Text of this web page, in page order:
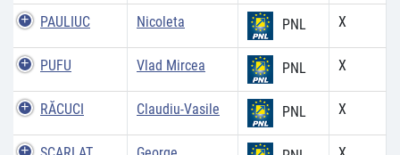
PAULIUC Nicoleta PNL X
PUFU Vlad Mircea PNL X
RĂCUCI Claudiu-Vasile PNL X